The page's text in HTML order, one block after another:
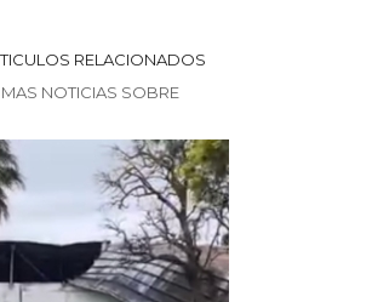
RELACIONADOS
MAS NOTICIAS SOBRE